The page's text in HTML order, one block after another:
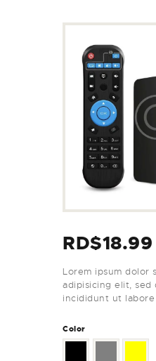
RD$18.99
Lorem ipsum dolor
adipisicing elit, sed
incididunt ut
Color